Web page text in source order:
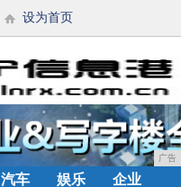
设为首页
广告
汽车 娱乐 企业